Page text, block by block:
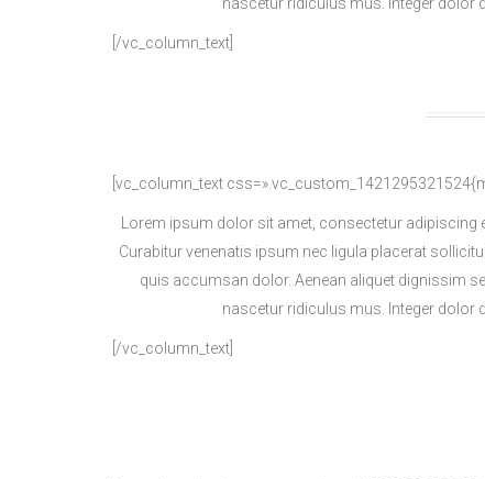
[/vc_column_text]
[vc_column_text
Lorem ipsum dolor sit amet, consectetur
Curabitur venenatis ipsum nec ligula placerat
quis accumsan dolor. Aenean aliquet dignissim
nascetur ridiculus mus. Integer dolor
[/vc_column_text]